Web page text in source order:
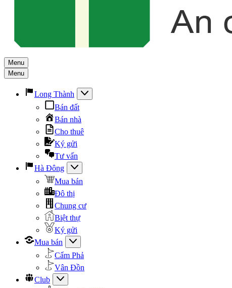
Menu
Menu
Long Thành
Bán đất
Bán nhà
Cho thuê
Ký gửi
Tư vấn
Hà Đông
Mua bán
Đô thị
Chung cư
Biệt thự
Ký gửi
Mua bán
Cẩm Phả
Vân Đồn
Club